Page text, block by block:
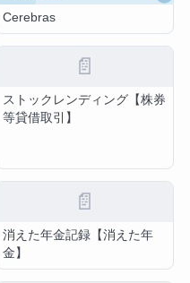
Cerebras
📄
ストックレンディング【株券
等貸借取引】
📄
消えた年金記録【消えた年
金】